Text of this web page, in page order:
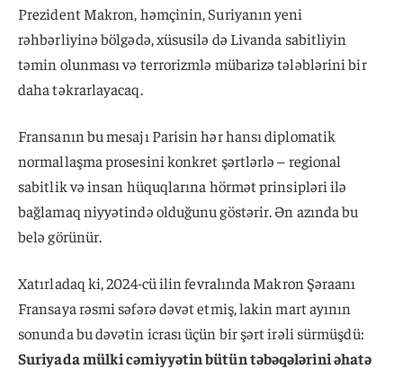
Prezident Makron, həmçinin, Suriyanın yeni
rəhbərliyinə bölgədə, xüsusilə də Livanda sabitliyin
təmin olunması və terrorizmlə mübarizə tələblərini bir
daha təkrarlayacaq.
Fransanın bu mesajı Parisin hər hansı diplomatik
normallaşma prosesini konkret şərtlərlə – regional
sabitlik və insan hüquqlarına hörmət prinsipləri ilə
bağlamaq niyyətində olduğunu göstərir. Ən azında bu
belə görünür.
Xatırladaq ki, 2024-cü ilin fevralında Makron Şəraanı
Fransaya rəsmi səfərə dəvət etmiş, lakin mart ayının
sonunda bu dəvətin icrası üçün bir şərt irəli sürmüşdü:
Suriyada mülki cəmiyyətin bütün təbəqələrini əhatə